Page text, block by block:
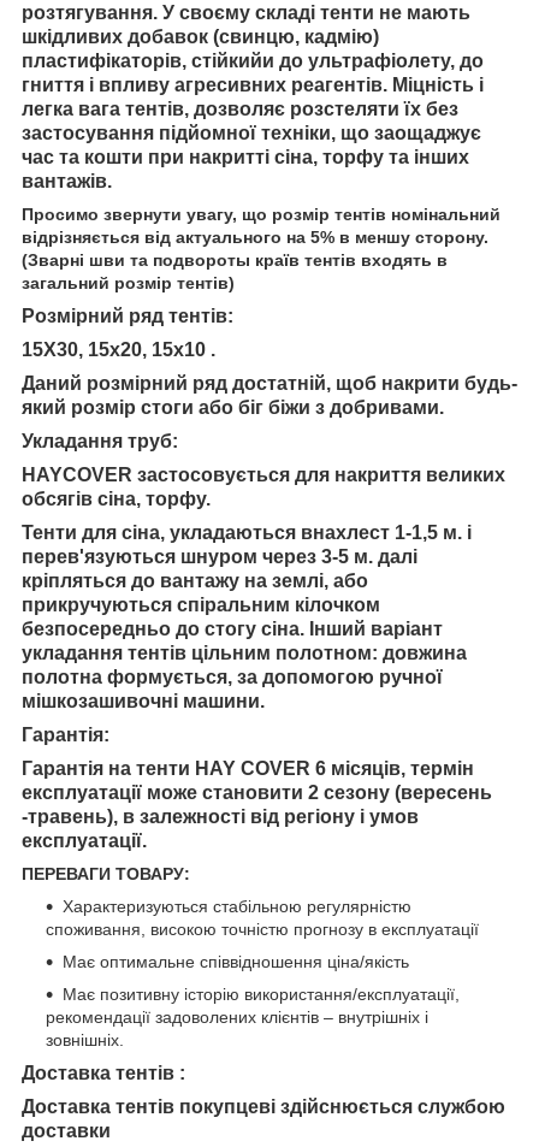
розтягування. У своєму складі тенти не мають
шкідливих добавок (свинцю, кадмію)
пластифікаторів, стійкийи до ультрафіолету, до
гниття і впливу агресивних реагентів. Міцність і
легка вага тентів, дозволяє розстелятиїх без
застосування підйомної техніки, що заощаджує
час та кошти при накритті сіна, торфу та інших
вантажів.
Просимо звернути увагу, що розмір тентів номінальний
відрізняється від актуального на 5% в меншу сторону.
(Зварні шви та подвороты країв тентів входять в
загальний розмір тентів)
Розмірний ряд тентів:
15Х30, 15х20, 15х10 .
Даний розмірний ряд достатній, щоб накрити будь-
який розмір стоги або біг біжи з добривами.
Укладання труб:
HAYCOVER застосовується для накриття великих
обсягів сіна, торфу.
Тенти для сіна, укладаються внахлест 1-1,5 м. і
перев'язуються шнуром через 3-5 м. далі
кріпляться до вантажу на землі, або
прикручуються спіральним кілочком
безпосередньо до стогу сіна. Інший варіант
укладання тентів цільним полотном: довжина
полотна формується, за допомогою ручної
мішкозашивочні машини.
Гарантія:
Гарантія на тенти HAY COVER 6 місяців, термін
експлуатації може становити 2 сезону (вересень
-травень), в залежності від регіону і умов
експлуатації.
ПЕРЕВАГИ ТОВАРУ:
Характеризуються стабільною регулярністю
споживання, високою точністю прогнозу в експлуатації
Має оптимальне співвідношення ціна/якість
Має позитивну історію використання/експлуатації,
рекомендації задоволених клієнтів – внутрішніх і
зовнішніх.
Доставка тентів :
Доставка тентів покупцеві здійснюється службою
доставки